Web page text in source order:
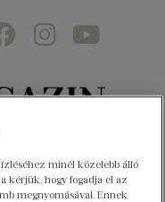
minél közelebb álló
kérjük, hogy fogadja el az
megnyomásával. Ennek